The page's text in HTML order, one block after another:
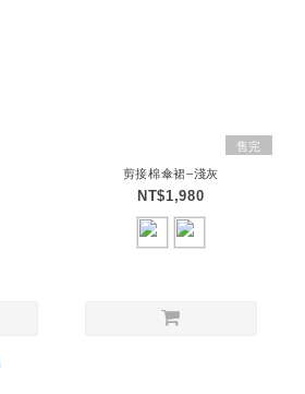
售完
剪接棉傘裙–淺灰
NT$1,980